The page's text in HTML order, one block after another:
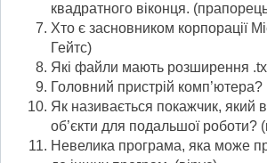
квадратного віконця.
Хто є засновником корпорації
Гейтс)
Які файли мають розширення
Головний пристрій
Як називається покажчик, який
об’єкти для подальшої роботи?
Невелика програма, яка може